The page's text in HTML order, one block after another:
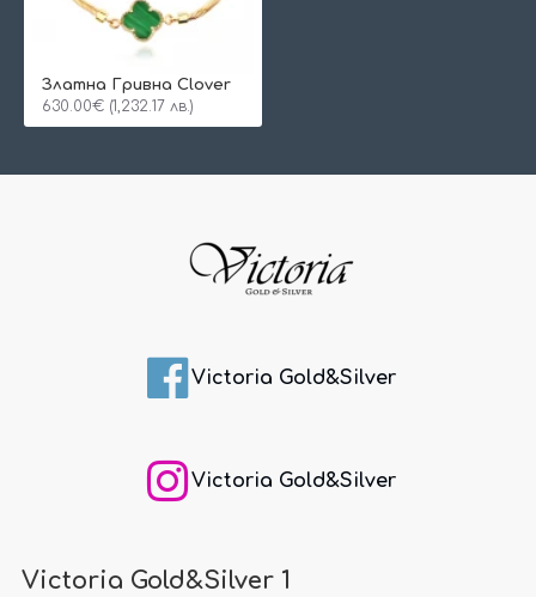
Златна Гривна Clover
630.00€ (1,232.17 лв.)
Victoria Gold&Silver
Victoria Gold&Silver
Victoria Gold&Silver 1